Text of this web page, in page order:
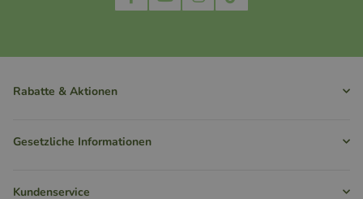
Rabatte & Aktionen
Gesetzliche Informationen
Kundenservice